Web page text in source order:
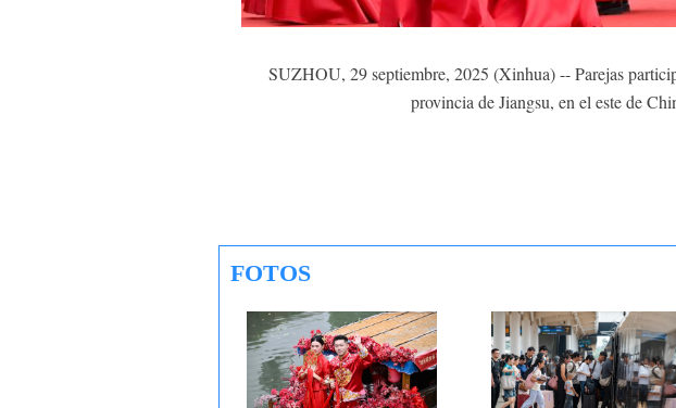
SUZHOU, 29 septiembre, 2025 (Xinhua) -- Parejas
provincia de Jiangsu, en el este de
FOTOS